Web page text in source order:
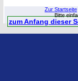
Zur Startseite
Bitte
zum Anfang dieser